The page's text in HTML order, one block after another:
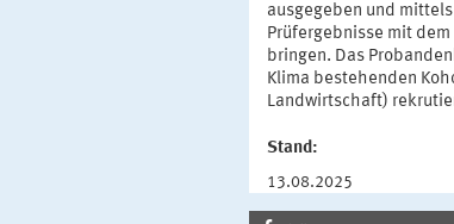
ausgegeben und
Prüfergebnisse mit
bringen. Das
Klima bestehenden
Landwirtschaft)
Stand:
13.08.2025